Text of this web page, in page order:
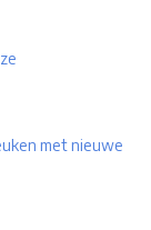
met nieuwe